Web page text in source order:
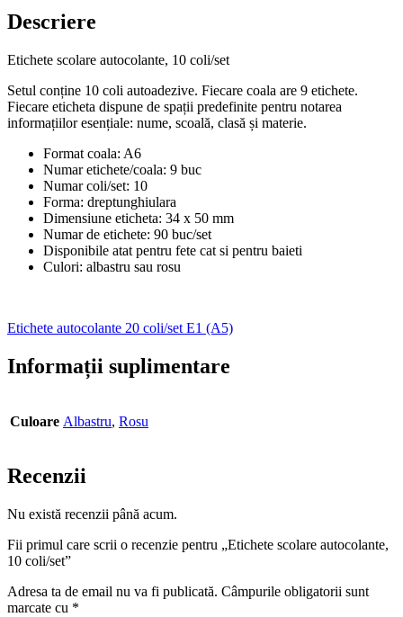
Descriere
Etichete scolare autocolante, 10 coli/set
Setul conține 10 coli autoadezive. Fiecare coala are 9 etichete.
Fiecare eticheta dispune de spații predefinite pentru notarea
informațiilor esențiale: nume, scoală, clasă și materie.
Format coala: A6
Numar etichete/coala: 9 buc
Numar coli/set: 10
Forma: dreptunghiulara
Dimensiune eticheta: 34 x 50 mm
Numar de etichete: 90 buc/set
Disponibile atat pentru fete cat si pentru baieti
Culori: albastru sau rosu
Etichete autocolante 20 coli/set E1 (A5)
Informații suplimentare
Culoare Albastru, Rosu
Recenzii
Nu există recenzii până acum.
Fii primul care scrii o recenzie pentru „Etichete scolare autocolante,
10 coli/set”
Adresa ta de email nu va fi publicată. Câmpurile obligatorii sunt
marcate cu *